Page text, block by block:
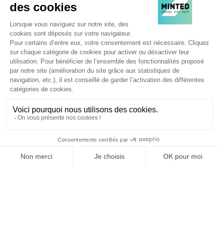
TOPICS
TOUS LES MATINS,
RECEVEZ UNE DOSE
D'ADTECH,